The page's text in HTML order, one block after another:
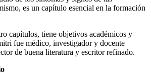
es un capítulo esencial en la formación
capítulos, tiene objetivos académicos y
fue médico, investigador y docente
de buena literatura y escritor refinado.